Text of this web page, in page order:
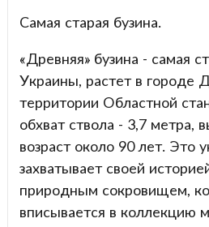
Самая старая бузина.
«Древняя» бузина - самая
Украины, растет в городе
территории Областной
обхват ствола - 3,7 метра,
возраст около 90 лет. Это
захватывает своей
природным сокровищем,
вписывается в коллекцию